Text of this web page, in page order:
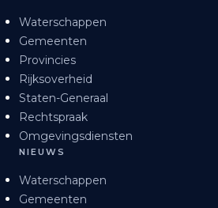
Waterschappen
Gemeenten
Provincies
Rijksoverheid
Staten-Generaal
Rechtspraak
Omgevingsdiensten
NIEUWS
Waterschappen
Gemeenten